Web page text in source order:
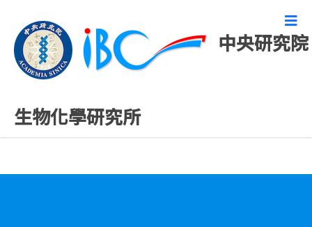
中央研究院
生物化學研究所
演講研討會公告